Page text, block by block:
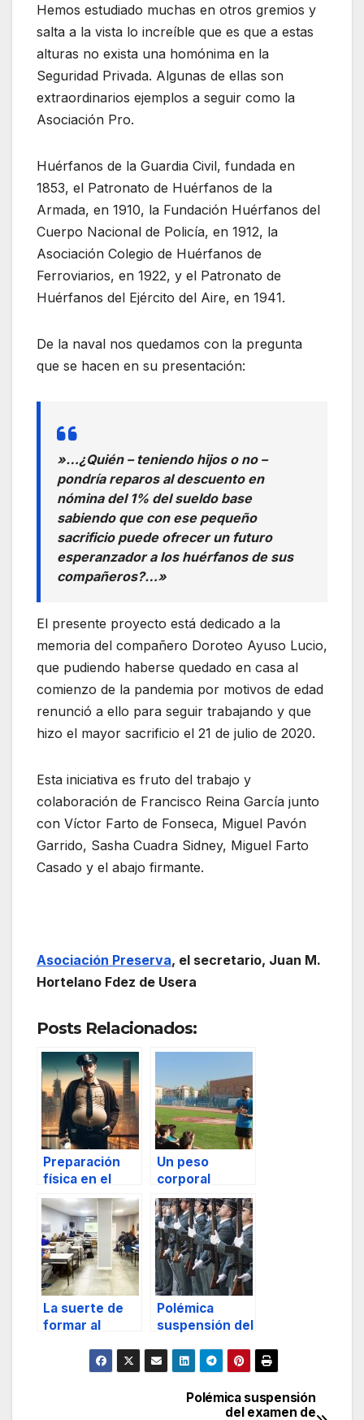
Hemos estudiado muchas en otros gremios y
salta a la vista lo increíble que es que a estas
alturas no exista una homónima en la
Seguridad Privada. Algunas de ellas son
extraordinarios ejemplos a seguir como la
Asociación Pro.
Huérfanos de la Guardia Civil, fundada en
1853, el Patronato de Huérfanos de la
Armada, en 1910, la Fundación Huérfanos del
Cuerpo Nacional de Policía, en 1912, la
Asociación Colegio de Huérfanos de
Ferroviarios, en 1922, y el Patronato de
Huérfanos del Ejército del Aire, en 1941.
De la naval nos quedamos con la pregunta
que se hacen en su presentación:
»…¿Quién – teniendo hijos o no –
pondría reparos al descuento en
nómina del 1% del sueldo base
sabiendo que con ese pequeño
sacrificio puede ofrecer un futuro
esperanzador a los huérfanos de sus
compañeros?…»
El presente proyecto está dedicado a la
memoria del compañero Doroteo Ayuso Lucio,
que pudiendo haberse quedado en casa al
comienzo de la pandemia por motivos de edad
renunció a ello para seguir trabajando y que
hizo el mayor sacrificio el 21 de julio de 2020.
Esta iniciativa es fruto del trabajo y
colaboración de Francisco Reina García junto
con Víctor Farto de Fonseca, Miguel Pavón
Garrido, Sasha Cuadra Sidney, Miguel Farto
Casado y el abajo firmante.
Asociación Preserva, el secretario, Juan M.
Hortelano Fdez de Usera
Posts Relacionados:
Preparación
física en el
ámbito de la
seguridad
profesional
Un peso
corporal
adecuado: el
primer paso
para un buen
entrenamiento
La suerte de
formar al
seguridad
Polémica
suspensión del
oposiciones
para ser
Guardia Civil
Polémica suspensión
del examen de